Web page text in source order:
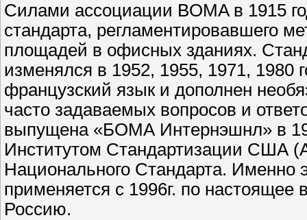
Силами ассоциации BOMA в 1915
стандарта, регламентировавшего
площадей в офисных зданиях.
изменялся в 1952, 1955, 1971, 1980
французский язык и дополнен
часто задаваемых вопросов и
выпущена «БОМА Интернэшнл» в
Институтом Стандартизации США
Национального Стандарта. Именно
применяется с 1996г. по
Россию.